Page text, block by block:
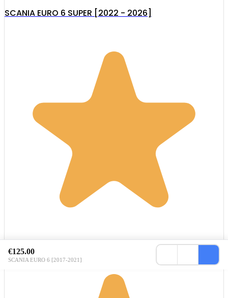
SCANIA EURO 6 SUPER [2022 - 2026]
€125.00
SCANIA EURO 6 [2017-2021]